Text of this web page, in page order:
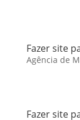
Fazer site
Agência de
Fazer site